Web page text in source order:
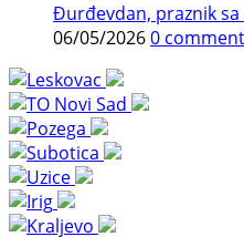
Đurđevdan, praznik sa
06/05/20260 comment